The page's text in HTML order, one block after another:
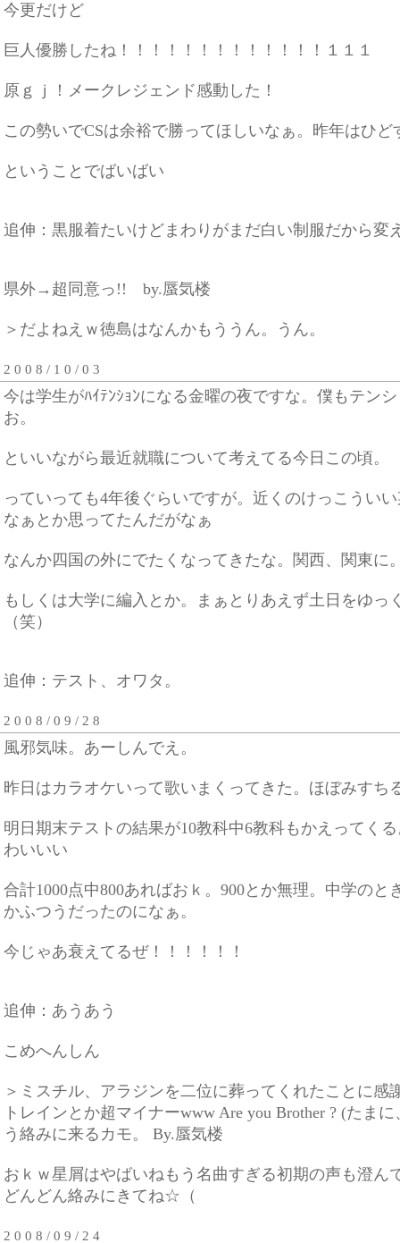
今更だけど
巨人優勝したね！！！！！！！！！！！！！１１１
原ｇｊ！メークレジェンド感動した！
この勢いでCSは余裕で勝ってほしいなぁ。昨年はひど
ということでばいばい
追伸：黒服着たいけどまわりがまだ白い制服だから変
県外→超同意っ!! by.蜃気楼
＞だよねえｗ徳島はなんかもううん。うん。
2 0 0 8 / 1 0 / 0 3
今は学生がﾊｲﾃﾝｼｮﾝになる金曜の夜ですな。僕もテン
お。
といいながら最近就職について考えてる今日この頃。
っていっても4年後ぐらいですが。近くのけっこうい
なぁとか思ってたんだがなぁ
なんか四国の外にでたくなってきたな。関西、関東に
もしくは大学に編入とか。まぁとりあえず土日をゆっ
（笑）
追伸：テスト、オワタ。
2 0 0 8 / 0 9 / 2 8
風邪気味。あーしんでえ。
昨日はカラオケいって歌いまくってきた。ほぼみすち
明日期末テストの結果が10教科中6教科もかえってく
わいいい
合計1000点中800あればおｋ。900とか無理。中学のと
かふつうだったのになぁ。
今じゃあ衰えてるぜ！！！！！！
追伸：あうあう
こめへんしん
＞ミスチル、アラジンを二位に葬ってくれたことに感
トレインとか超マイナーwww Are you Brother ? (たま
う絡みに来るカモ。 By.蜃気楼
おｋｗ星屑はやばいねもう名曲すぎる初期の声も澄ん
どんどん絡みにきてね☆（
2 0 0 8 / 0 9 / 2 4